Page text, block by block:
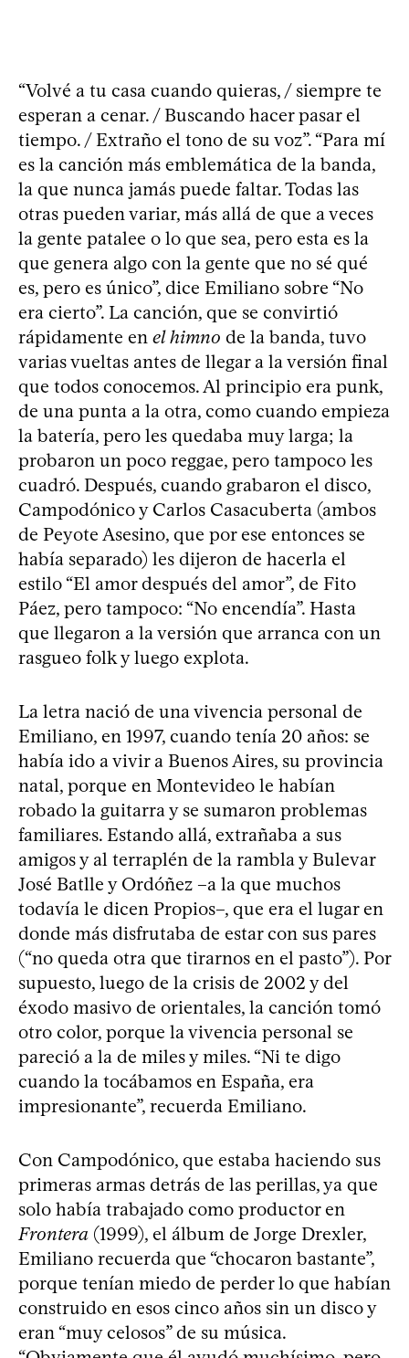
“Volvé a tu casa cuando quieras, / siempre te
esperan a cenar. / Buscando hacer pasar el
tiempo. / Extraño el tono de su voz”. “Para mí
es la canción más emblemática de la banda,
la que nunca jamás puede faltar. Todas las
otras pueden variar, más allá de que a veces
la gente patalee o lo que sea, pero esta es la
que genera algo con la gente que no sé qué
es, pero es único”, dice Emiliano sobre “No
era cierto”. La canción, que se convirtió
rápidamente en el himno de la banda, tuvo
varias vueltas antes de llegar a la versión final
que todos conocemos. Al principio era punk,
de una punta a la otra, como cuando empieza
la batería, pero les quedaba muy larga; la
probaron un poco reggae, pero tampoco les
cuadró. Después, cuando grabaron el disco,
Campodónico y Carlos Casacuberta (ambos
de Peyote Asesino, que por ese entonces se
había separado) les dijeron de hacerla el
estilo “El amor después del amor”, de Fito
Páez, pero tampoco: “No encendía”. Hasta
que llegaron a la versión que arranca con un
rasgueo folk y luego explota.
La letra nació de una vivencia personal de
Emiliano, en 1997, cuando tenía 20 años: se
había ido a vivir a Buenos Aires, su provincia
natal, porque en Montevideo le habían
robado la guitarra y se sumaron problemas
familiares. Estando allá, extrañaba a sus
amigos y al terraplén de la rambla y Bulevar
José Batlle y Ordóñez –a la que muchos
todavía le dicen Propios–, que era el lugar en
donde más disfrutaba de estar con sus pares
(“no queda otra que tirarnos en el pasto”). Por
supuesto, luego de la crisis de 2002 y del
éxodo masivo de orientales, la canción tomó
otro color, porque la vivencia personal se
pareció a la de miles y miles. “Ni te digo
cuando la tocábamos en España, era
impresionante”, recuerda Emiliano.
Con Campodónico, que estaba haciendo sus
primeras armas detrás de las perillas, ya que
solo había trabajado como productor en
Frontera (1999), el álbum de Jorge Drexler,
Emiliano recuerda que “chocaron bastante”,
porque tenían miedo de perder lo que habían
construido en esos cinco años sin un disco y
eran “muy celosos” de su música.